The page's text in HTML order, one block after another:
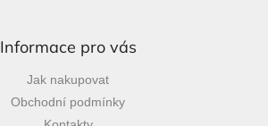
Informace pro vás
Jak nakupovat
Obchodní podmínky